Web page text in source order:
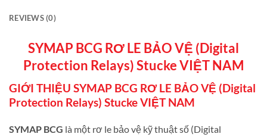
REVIEWS (0)
SYMAP BCG RƠ LE BẢO VỆ (Digital
Protection Relays) Stucke VIỆT NAM
GIỚI THIỆU SYMAP BCG RƠ LE BẢO VỆ (Digital
Protection Relays) Stucke VIỆT NAM
SYMAP BCG là một rơ le bảo vệ kỹ thuật số (Digital